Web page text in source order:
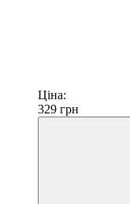
Ціна:
329 грн